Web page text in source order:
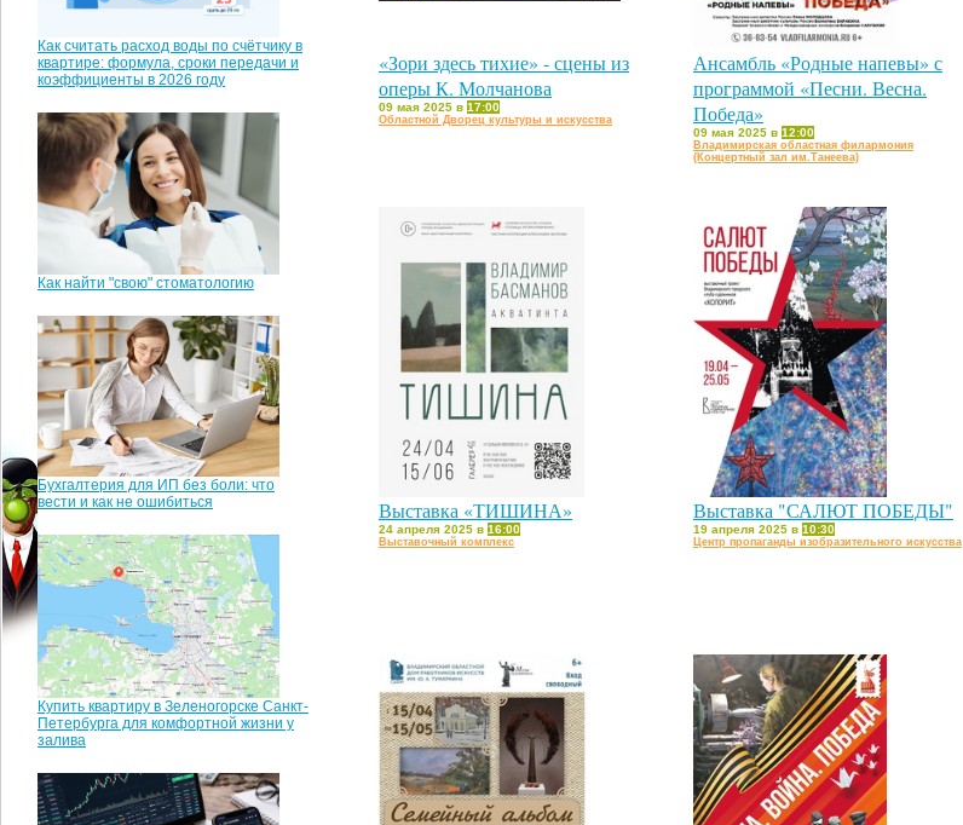
Как считать расход воды по счётчику в
квартире: формула, сроки передачи и
коэффициенты в 2026 году
Как найти "свою" стоматологию
Бухгалтерия для ИП без боли: что
вести и как не ошибиться
Купить квартиру в Зеленогорске Санкт-
Петербурга для комфортной жизни у
залива
«Зори здесь тихие» - сцены из
оперы К. Молчанова
09 мая 2025 в 17:00
Областной Дворец культуры и искусства
Ансамбль «Родные напевы» с
программой «Песни. Весна.
Победа»
09 мая 2025 в 12:00
Владимирская областная филармония
(Концертный зал им.Танеева)
Выставка «ТИШИНА»
24 апреля 2025 в 16:00
Выставочный комплекс
Выставка "САЛЮТ ПОБЕДЫ"
19 апреля 2025 в 10:30
Центр пропаганды изобразительного искусства